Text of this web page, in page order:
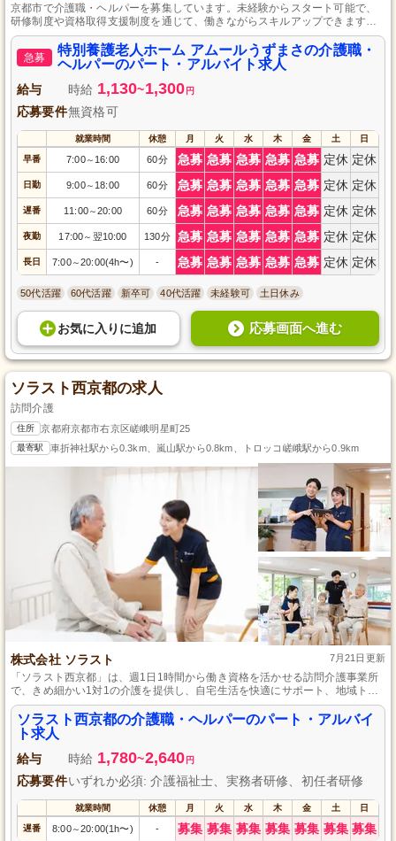
京都市で介護職・ヘルパーを募集しています。未経験からスタート可能で、
研修制度や資格取得支援制度を通じて、働きながらスキルアップできます。
笑顔あふれる居場所づくりに参加しませんか。
急募
特別養護老人ホーム アムールうずまさの介護職・
ヘルパーのパート・アルバイト求人
給与 時給 1,130~1,300 円
応募要件無資格可
就業時間 休憩 月 火 水 木 金 土 日
早番 7:00～ 16:00 60分 急募 急募 急募 急募 急募 定休 定休
日勤 9:00～ 18:00 60分 急募 急募 急募 急募 急募 定休 定休
遅番 11:00～20:00 60分 急募 急募 急募 急募 急募 定休 定休
夜勤 17:00～ 翌10:00 130分 急募 急募 急募 急募 急募 定休 定休
長日 7:00～20:00(4h〜) - 急募 急募 急募 急募 急募 定休 定休
50代活躍 60代活躍 新卒可 40代活躍 未経験可 土日休み
お気に入り に追加 応募画面へ進む
ソラスト西京都の求人
訪問介護
住所 京都府京都市右京区嵯峨明星町25
最寄駅 車折神社駅から0.3km、嵐山駅から0.8km、トロッコ嵯峨駅から0.9km
株式会社 ソラスト 7月21日更新
「ソラスト西京都」は、週1日1時間から働き資格を活かせる訪問介護事業所
で、きめ細かい1対1の介護を提供し、自宅生活を快適にサポート、地域トー
タルケアと身体機能の回復・維持向上サービスを充実させています。
ソラスト西京都の介護職・ヘルパーのパート・アルバイ
ト求人
給与 時給 1,780~2,640 円
応募要件いずれか必須: 介護福祉士、実務者研修、初任者研修
就業時間 休憩 月 火 水 木 金 土 日
遅番 8:00～20:00(1h〜) - 募集 募集 募集 募集 募集 募集 募集